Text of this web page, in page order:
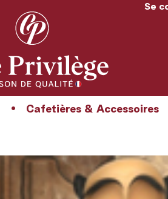
Se
Cafetières & Accessoires